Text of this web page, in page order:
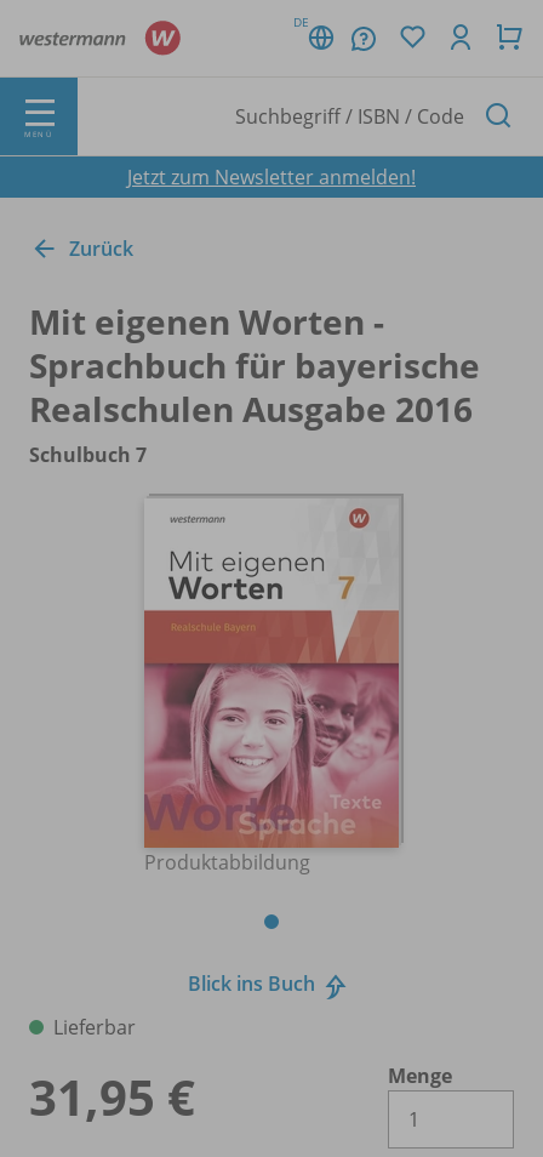
DE
MENÜ
Jetzt zum Newsletter anmelden!
Zurück
Mit eigenen Worten -
Sprachbuch für bayerische
Realschulen Ausgabe 2016
Schulbuch 7
Produktabbildung
Blick ins Buch
Lieferbar
31,95 €
Menge